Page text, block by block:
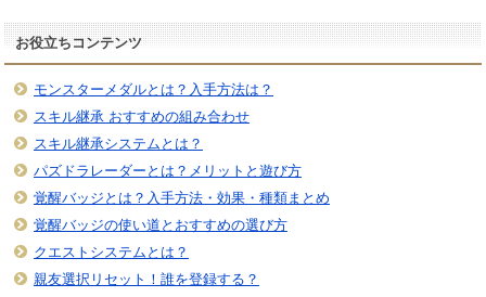
お役立ちコンテンツ
モンスターメダルとは？入手方法は？
スキル継承 おすすめの組み合わせ
スキル継承システムとは？
パズドラレーダーとは？メリットと遊び方
覚醒バッジとは？入手方法・効果・種類まとめ
覚醒バッジの使い道とおすすめの選び方
クエストシステムとは？
親友選択リセット！誰を登録する？